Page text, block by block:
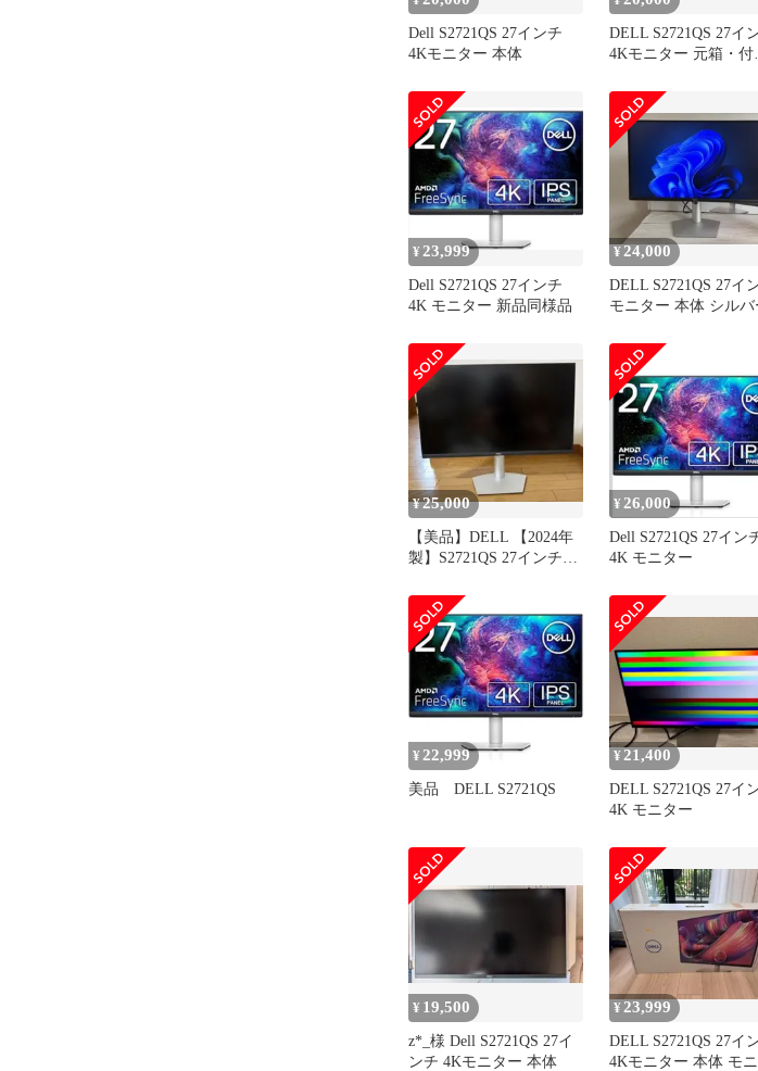
Dell S2721QS 27インチ
4Kモニター 本体
DELL S2721QS 27イ
4Kモニター 元箱・付
¥ 23,999
Dell S2721QS 27インチ
4K モニター 新品同様品
¥ 24,000
DELL S2721QS 27イ
モニター 本体 シルバ
¥25,000
【美品】DELL 【2024年
製】S2721QS 27インチ
¥ 26,000
Dell S2721QS 27イン
4K モニター
¥ 22,999
美品 DELL S2721QS
¥ 21,400
DELL S2721QS 27イ
4K モニター
¥ 19,500
z*_様 Dell S2721QS 27イ
ンチ 4Kモニター 本体
¥ 23,999
DELL S2721QS 27イ
4Kモニター 本体 モニ